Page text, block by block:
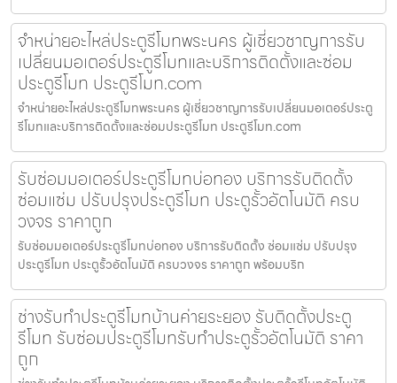
จำหน่ายอะไหล่ประตูรีโมทพระนคร ผู้เชี่ยวชาญการรับ
เปลี่ยนมอเตอร์ประตูรีโมทและบริการติดตั้งและซ่อม
ประตูรีโมท ประตูรีโมท.com
จำหน่ายอะไหล่ประตูรีโมทพระนคร ผู้เชี่ยวชาญการรับเปลี่ยนมอเตอร์ประตู
รีโมทและบริการติดตั้งและซ่อมประตูรีโมท ประตูรีโมท.com
รับซ่อมมอเตอร์ประตูรีโมทบ่อทอง บริการรับติดตั้ง
ซ่อมแซ่ม ปรับปรุงประตูรีโมท ประตูรั้วอัตโนมัติ ครบ
วงจร ราคาถูก
รับซ่อมมอเตอร์ประตูรีโมทบ่อทอง บริการรับติดตั้ง ซ่อมแซ่ม ปรับปรุง
ประตูรีโมท ประตูรั้วอัตโนมัติ ครบวงจร ราคาถูก พร้อมบริก
ช่างรับทำประตูรีโมทบ้านค่ายระยอง รับติดตั้งประตู
รีโมท รับซ่อมประตูรีโมทรับทำประตูรั้วอัตโนมัติ ราคา
ถูก